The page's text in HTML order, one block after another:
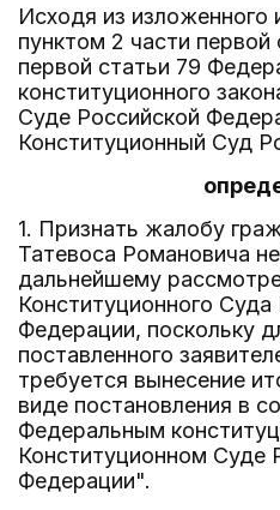
Исходя из изложенного
пунктом 2 части
первой статьи 79
конституционного
Суде Российской
Конституционный Суд
1. Признать жалобу
Татевоса Романовича
дальнейшему
Конституционного Суда
Федерации, поскольку
поставленного
требуется вынесение
виде постановления в
Федеральным
Конституционном Суде
Федерации".